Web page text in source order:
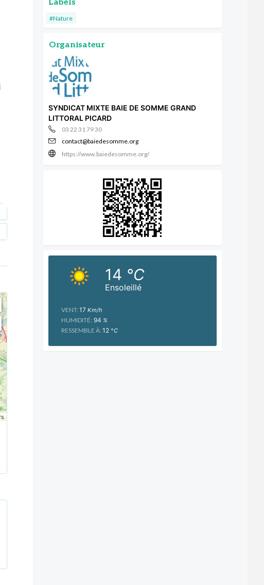
Labels
#Nature
Organisateur
SYNDICAT MIXTE BAIE DE SOMME GRAND
LITTORAL PICARD
03 22 31 79 30
contact@baiedesomme.org
https://www.baiedesomme.org/
Ensoleillé
14 °C
VENT: 17 Km/h
HUMIDITÉ: 94 %
RESSEMBLE À: 12°C